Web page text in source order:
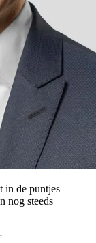
in de puntjes
nog steeds